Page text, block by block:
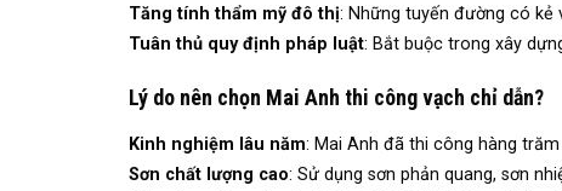
Tăng tính thẩm mỹ đô thị: Những tuyến đường có kẻ
Tuân thủ quy định pháp luật: Bắt buộc trong xây
Lý do nên chọn Mai Anh thi công vạch chỉ dẫn?
Kinh nghiệm lâu năm: Mai Anh đã thi công hàng
Sơn chất lượng cao: Sử dụng sơn phản quang, sơn